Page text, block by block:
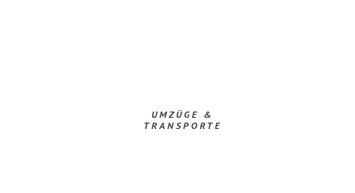
UMZÜGE &
TRANSPORTE